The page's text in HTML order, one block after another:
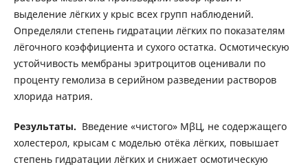
выделение лёгких у крыс всех групп наблюдений.
Определяли степень гидратации лёгких по показателям
лёгочного коэффициента и сухого остатка. Осмотическую
устойчивость мембраны эритроцитов оценивали по
проценту гемолиза в серийном разведении растворов
хлорида натрия.
Результаты. Введение «чистого» МβЦ, не содержащего
холестерол, крысам с моделью отёка лёгких, повышает
степень гидратации лёгких и снижает осмотическую